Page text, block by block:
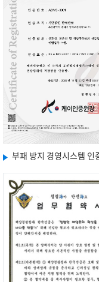
부패 방지 경영시스템 인